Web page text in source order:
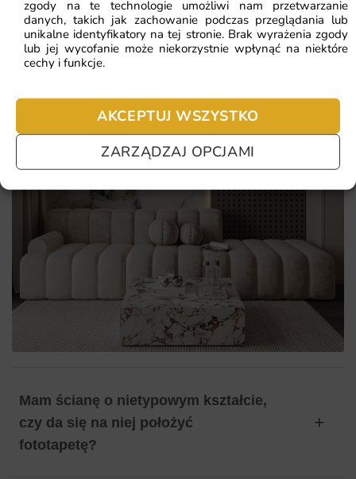
zgody na te technologie umożliwi nam przetwarzanie
danych, takich jak zachowanie podczas przeglądania lub
unikalne identyfikatory na tej stronie. Brak wyrażenia zgody
lub jej wycofanie może niekorzystnie wpłynąć na niektóre
cechy i funkcje.
AKCEPTUJ WSZYSTKO
ZARZĄDZAJ OPCJAMI
do każdej ściany.
Ekologiczne tusze i certyfikowane materiały bezpieczne
dla domowników oraz alergików.
dołączonej do zamówienia.
Mam ścianę o nietypowym kształcie,
czy da się na niej położyć
fototapetę?